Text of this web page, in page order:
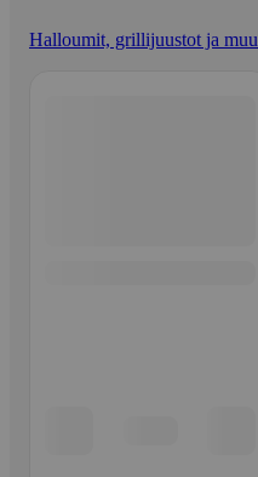
Halloumit, grillijuustot ja